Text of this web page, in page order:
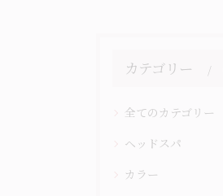
カテゴリー
全てのカテゴリー
ヘッドスパ
カラー